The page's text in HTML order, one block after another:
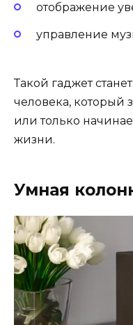
отображение
управление
Такой гаджет
человека, который
или только
жизни.
Умная